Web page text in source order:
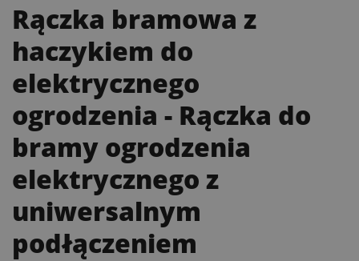
Rączka bramowa z
haczykiem do
elektrycznego
ogrodzenia - Rączka do
bramy ogrodzenia
elektrycznego z
uniwersalnym
podłączeniem